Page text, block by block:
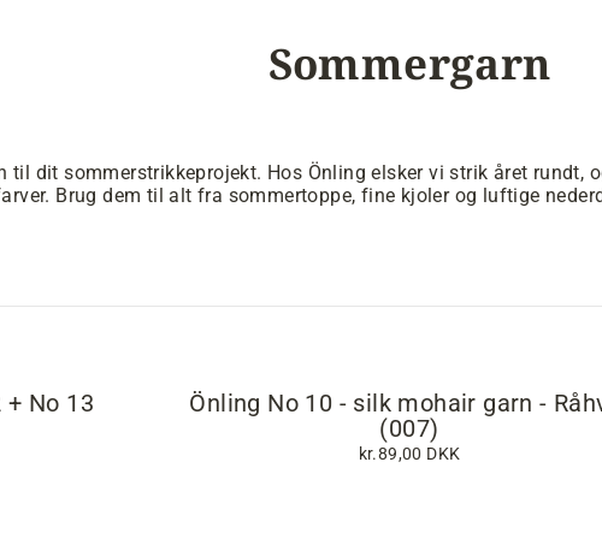
Sommergarn
til dit sommerstrikkeprojekt. Hos Önling elsker vi strik året
Brug dem til alt fra sommertoppe, fine kjoler og luftige
+ No 13
Önling No 10 - silk mohair garn -
(007)
kr.89,00 DKK